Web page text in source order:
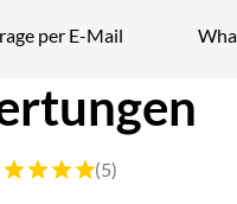
per E-Mail
5 von 5 (5
(5)